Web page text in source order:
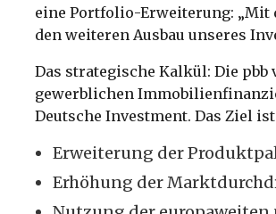
eine Portfolio-Erweiterung: „Mit
den weiteren Ausbau unseres
Das strategische Kalkül: Die
gewerblichen
Deutsche Investment. Das Ziel
Erweiterung der
Erhöhung der